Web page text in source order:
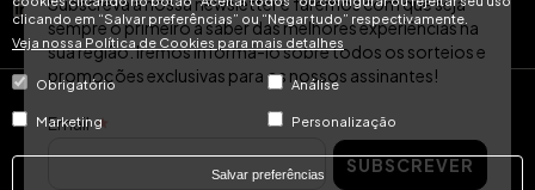
clicando em “Salvar preferências” ou “Negar tudo” respectivamente.
Veja nossa Política de Cookies para mais detalhes
Obrigatório Análise
Marketing Personalização
Salvar preferências
LinkedIn
© Hotel Treats 2026
Tel: +34 871 51 00 40 (9:00 - 19:00 CEST)
sempre o primeiro a saber das melhores experiências na
sua região. Iremos informá-lo sobre todos os sorteios e
promoções exclusivas para os nossos assinantes!
Email
SUBSCREVER